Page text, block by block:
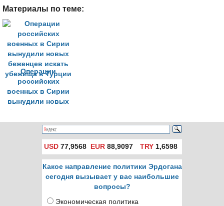
Материалы по теме:
Операции
российских
военных в Сирии
вынудили новых
беженцев искать
убежища в Турции
USD 77,9568 EUR 88,9097 TRY1,6598
Какое направление политики Эрдогана
сегодня вызывает у вас наибольшие
вопросы?
Экономическая политика